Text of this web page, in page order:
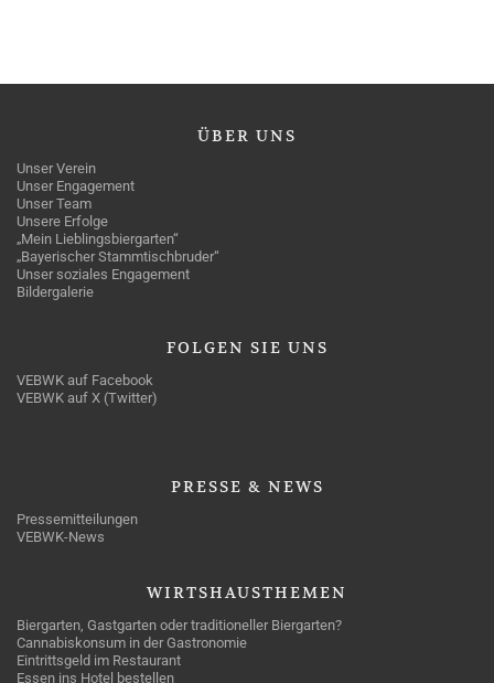
ÜBER UNS
Unser Verein
Unser Engagement
Unser Team
Unsere Erfolge
„Mein Lieblingsbiergarten“
„Bayerischer Stammtischbruder“
Unser soziales Engagement
Bildergalerie
FOLGEN SIE UNS
VEBWK auf Facebook
VEBWK auf X (Twitter)
PRESSE & NEWS
Pressemitteilungen
VEBWK-News
WIRTSHAUSTHEMEN
Biergarten, Gastgarten oder traditioneller Biergarten?
Cannabiskonsum in der Gastronomie
Eintrittsgeld im Restaurant
Essen ins Hotel bestellen